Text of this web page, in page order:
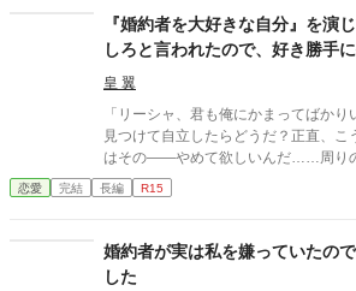
『婚約者を大好きな自分』を演
しろと言われたので、好き勝手
した
皇 翼
「リーシャ、君も俺にかまってばか
見つけて自立したらどうだ？正直、
はその――やめて欲しいんだ……周り
るだろう？」 頭を急に鈍器で殴られたような感覚に陥る一言だっ
た。 彼がチラリと見るのは周囲。2学
生は一変した――。 ＊＊＊＊＊＊ ※タイトル少し変えました。
・暫く書いていなかったらかなり文体
書き直ししています。 ・トラブル回避
恋愛 完結 長編 R15
婚約者が実は私を嫌っていたの
した